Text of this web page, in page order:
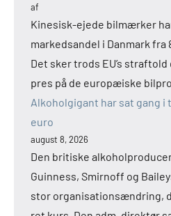
af
Kinesisk-ejede bilmærker
markedsandel i Danmark fra
Det sker trods EU’s
pres på de europæiske
Alkoholgigant har sat gang i
euro
august 8, 2026
Den britiske
Guinness, Smirnoff og
stor organisationsændring,